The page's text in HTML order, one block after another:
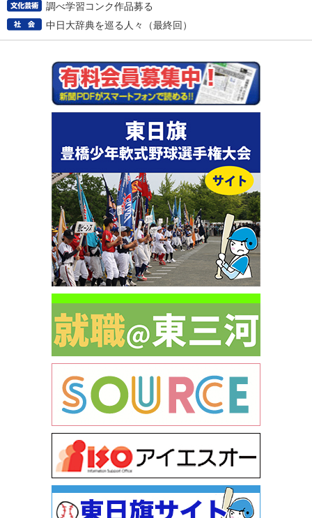
調べ学習コンク作品募る
中日大辞典を巡る人々（最終回）